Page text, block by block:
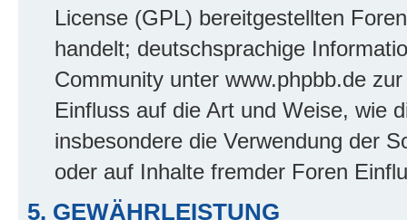
License (GPL) bereitgestellten
handelt; deutschsprachige
Community unter www.phpbb.de
Einfluss auf die Art und Weise, wie
insbesondere die Verwendung der
oder auf Inhalte fremder Foren
5. GEWÄHRLEISTUNG